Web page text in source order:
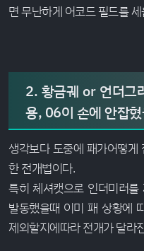
면 무난하게 어코드 필드를
2. 황금궤 or 언더그
용, 06이 손에 안잡
생각보다 도중에 패가어떻
한 전개법이다.
특히 체셔캣으로 인더미러
발동했을때 이미 패 상황에
제외할지에따라 전개가 달라